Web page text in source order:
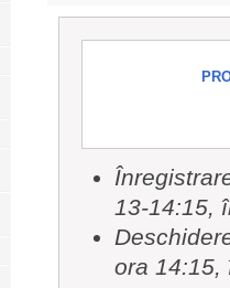
13-14:15,
ora 14:15,